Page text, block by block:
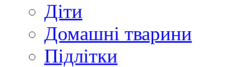
Діти
Домашні тварини
Підлітки